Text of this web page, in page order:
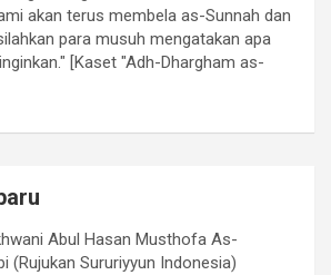
akan terus membela as-Sunnah dan
para musuh mengatakan apa
[Kaset "Adh-Dhargham as-
Abul Hasan Musthofa As-
(Rujukan Sururiyyun Indonesia)